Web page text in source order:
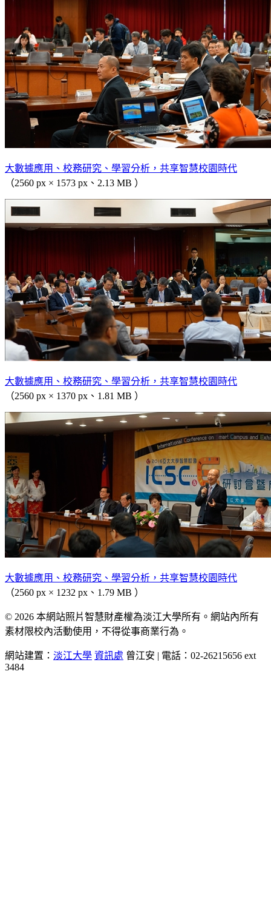
大數據應用、校務研究、學習分析，共享智慧校園時代
（2560 px × 1573 px、2.13 MB ）
大數據應用、校務研究、學習分析，共享智慧校園時代
（2560 px × 1370 px、1.81 MB ）
大數據應用、校務研究、學習分析，共享智慧校園時代
（2560 px × 1232 px、1.79 MB ）
© 2026 本網站照片智慧財產權為淡江大學所有。網站內所有
素材限校內活動使用，不得從事商業行為。
網站建置： 淡江大學 資訊處 曾江安 | 電話：02-26215656 ext
3484